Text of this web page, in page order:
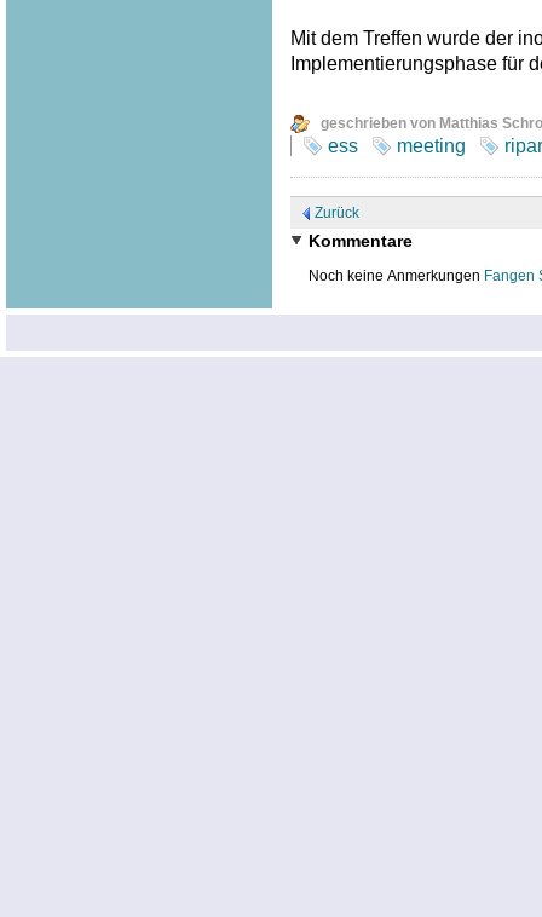
Mit dem Treffen wurde der
Implementierungsphase für
geschrieben von Matthias
ess meeting
Zurück
Kommentare
Noch keine Anmerkungen Fangen